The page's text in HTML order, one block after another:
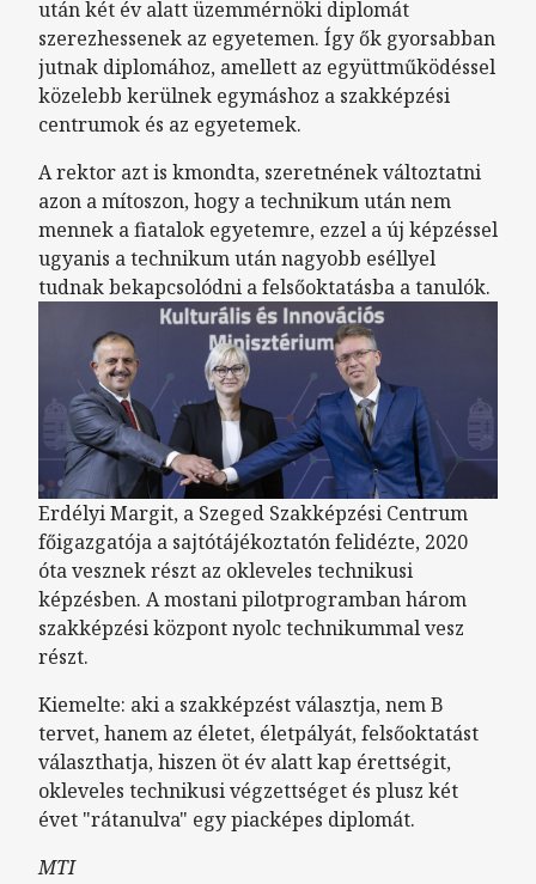
után két év alatt üzemmérnöki diplomát
szerezhessenek az egyetemen. Így ők gyorsabban
jutnak diplomához, amellett az együttműködéssel
közelebb kerülnek egymáshoz a szakképzési
centrumok és az egyetemek.
A rektor azt is kmondta, szeretnének változtatni
azon a mítoszon, hogy a technikum után nem
mennek a fiatalok egyetemre, ezzel a új képzéssel
ugyanis a technikum után nagyobb eséllyel
tudnak bekapcsolódni a felsőoktatásba a tanulók.
Erdélyi Margit, a Szeged Szakképzési Centrum
főigazgatója a sajtótájékoztatón felidézte, 2020
óta vesznek részt az okleveles technikusi
képzésben. A mostani pilotprogramban három
szakképzési központ nyolc technikummal vesz
részt.
Kiemelte: aki a szakképzést választja, nem B
tervet, hanem az életet, életpályát, felsőoktatást
választhatja, hiszen öt év alatt kap érettségit,
okleveles technikusi végzettséget és plusz két
évet "rátanulva" egy piacképes diplomát.
MTI